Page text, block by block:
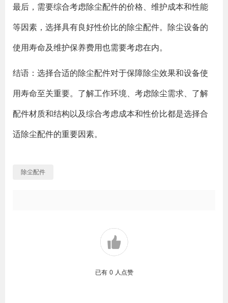
最后，需要综合考虑除尘配件的价格、维护成本和性能
等因素，选择具有良好性价比的除尘配件。除尘设备的
使用寿命及维护保养费用也需要考虑在内。
结语：选择合适的除尘配件对于保障除尘效果和设备使
用寿命至关重要。了解工作环境、考虑除尘需求、了解
配件材质和结构以及综合考虑成本和性价比都是选择合
适除尘配件的重要因素。
除尘配件
已有 0 人点赞